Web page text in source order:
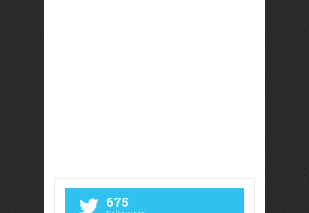
675